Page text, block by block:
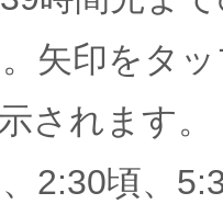
矢印をタ
されます。
2:30頃、